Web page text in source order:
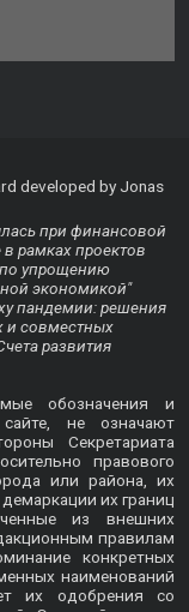
developed by Jonas
при финансовой
рамках проектов
упрощению
экономикой"
пандемии: решения
и совместных
развития
обозначения и
не означают
Секретариата
правового
или района, их
их границ
из внешних
правилам
конкретных
наименований
их одобрения со